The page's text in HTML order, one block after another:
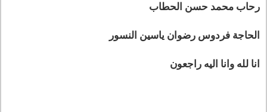
رحاب محمد حسن الحطاب
الحاجة فردوس رضوان ياسين النسور
انا لله وانا اليه راجعون